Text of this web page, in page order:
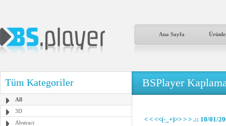
Ana Sayfa
Tüm Kategoriler
All
3D
Abstract
BSPlayer
< < <<(-_+)>> > > .:: 10/01/